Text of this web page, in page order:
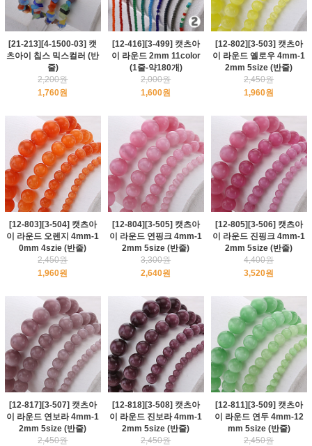
[21-213][4-1500-03] 캣
츠아이 칩스 믹스컬러 (반
줄)
2,200원
1,760원
[12-416][3-499] 캣츠아
이 라운드 2mm 11color
(1줄-약180개)
2,000원
1,600원
[12-802][3-503] 캣츠아
이 라운드 옐로우 4mm-1
2mm 5size (반줄)
2,450원
1,960원
[12-803][3-504] 캣츠아
이 라운드 오렌지 4mm-1
0mm 4szie (반줄)
2,450원
1,960원
[12-804][3-505] 캣츠아
이 라운드 연핑크 4mm-1
2mm 5size (반줄)
3,300원
2,640원
[12-805][3-506] 캣츠아
이 라운드 진핑크 4mm-1
2mm 5size (반줄)
4,400원
3,520원
[12-817][3-507] 캣츠아
이 라운드 연보라 4mm-1
2mm 5size (반줄)
2,450원
[12-818][3-508] 캣츠아
이 라운드 진보라 4mm-1
2mm 5size (반줄)
2,450원
[12-811][3-509] 캣츠아
이 라운드 연두 4mm-12
mm 5size (반줄)
2,450원